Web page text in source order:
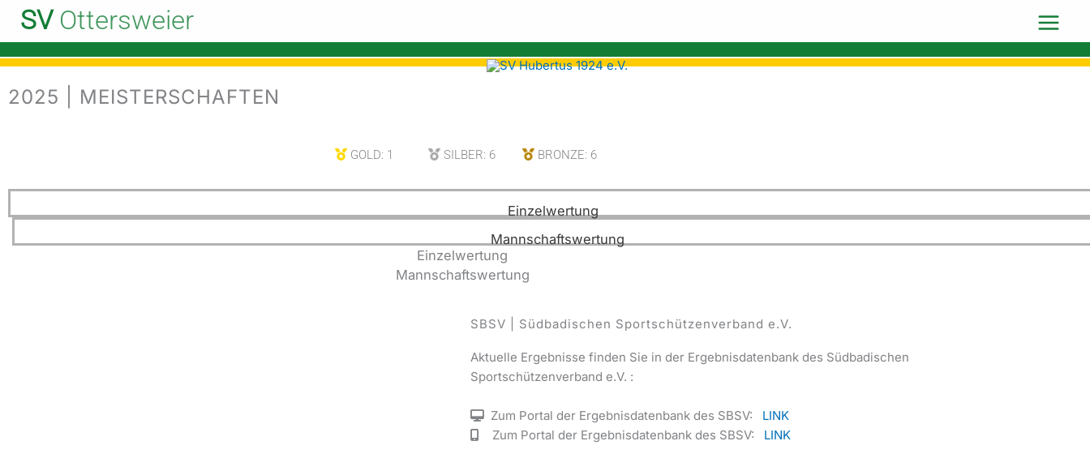
Zum
Inhalt
springen
SVOttersweier
Start Sportliches Meisterschaften Ergebnisse
2025 | MEISTERSCHAFTEN
GOLD: 1 SILBER: 6 BRONZE: 6
Einzelwertung
Mannschaftswertung
Einzelwertung
Mannschaftswertung
SBSV | Südbadischen Sportschützenverband e.V.
Aktuelle Ergebnisse finden Sie in der Ergebnisdatenbank des Südbadischen
Sportschützenverband e.V. :
Zum Portal der Ergebnisdatenbank des SBSV: LINK
Zum Portal der Ergebnisdatenbank des SBSV: LINK